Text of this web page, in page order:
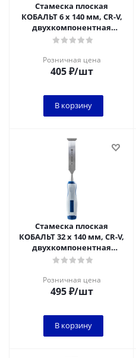
Стамеска плоская
КОБАЛЬТ 6 х 140 мм, CR-V,
двухкомпонентная
рукоятка (1 шт.) блистер
Розничная цена
405₽/шт
В корзину
Стамеска плоская
КОБАЛЬТ 32 х 140 мм, CR-V,
двухкомпонентная
рукоятка (1 шт.) блистер
Розничная цена
495₽/шт
В корзину